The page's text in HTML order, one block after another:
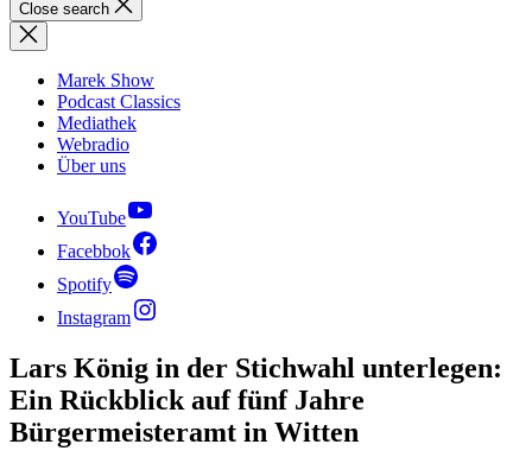
Close search
Marek Show
Podcast Classics
Mediathek
Webradio
Über uns
YouTube
Facebbok
Spotify
Instagram
Lars König in der Stichwahl unterlegen:
Ein Rückblick auf fünf Jahre
Bürgermeisteramt in Witten